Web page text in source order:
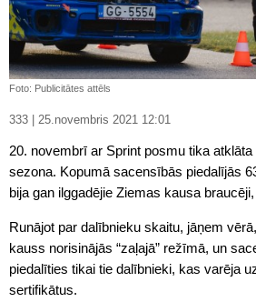
Foto: Publicitātes attēls
333 | 25.novembris 2021 12:01
20. novembrī ar Sprint posmu tika atklāta
sezona. Kopumā sacensībās piedalījās
bija gan ilggadējie Ziemas kausa
Runājot par dalībnieku skaitu, jāņem
kauss norisinājās “zaļajā” režīmā, un
piedalīties tikai tie dalībnieki, kas varēja
sertifikātus.